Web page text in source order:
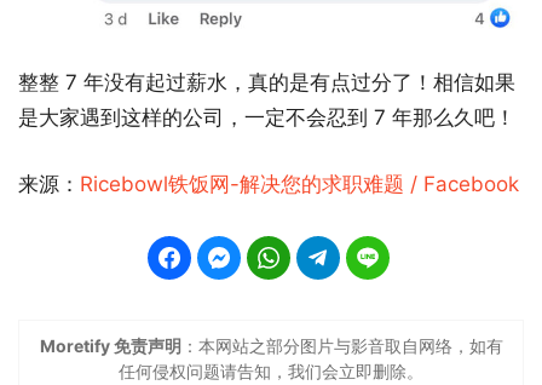
整整 7 年没有起过薪水，真的是有点过分了！相信如果
是大家遇到这样的公司，一定不会忍到 7 年那么久吧！
来源： Ricebowl铁饭网-解决您的求职难题 / Facebook
Moretify 免责声明 ：本网站之部分图片与影音取自网络，如有
任何侵权问题请告知，我们会立即删除。